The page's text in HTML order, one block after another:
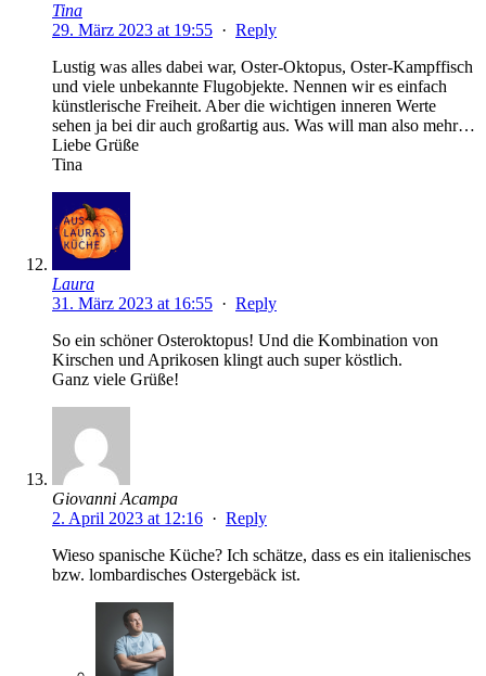
Tina
29. März 2023 at 19:55 · Reply
Lustig was alles dabei war, Oster-Oktopus, Oster-Kampffisch
und viele unbekannte Flugobjekte. Nennen wir es einfach
künstlerische Freiheit. Aber die wichtigen inneren Werte
sehen ja bei dir auch großartig aus. Was will man also mehr…
Liebe Grüße
Tina
Laura
31. März 2023 at 16:55 · Reply
So ein schöner Osteroktopus! Und die Kombination von
Kirschen und Aprikosen klingt auch super köstlich.
Ganz viele Grüße!
Giovanni Acampa
2. April 2023 at 12:16 · Reply
Wieso spanische Küche? Ich schätze, dass es ein italienisches
bzw. lombardisches Ostergebäck ist.